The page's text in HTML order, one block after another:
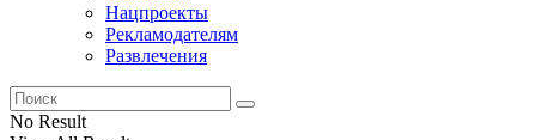
Нацпроекты
Рекламодателям
Развлечения
No Result